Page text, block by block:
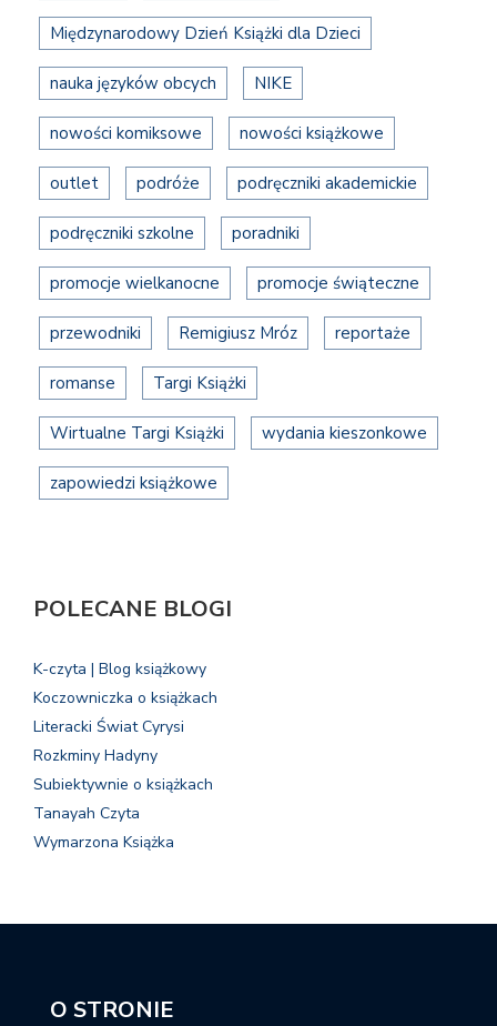
Międzynarodowy Dzień Książki dla Dzieci
nauka języków obcych NIKE
nowości komiksowe nowości książkowe
outlet podróże podręczniki akademickie
podręczniki szkolne poradniki
promocje wielkanocne promocje świąteczne
przewodniki Remigiusz Mróz reportaże
romanse Targi Książki
Wirtualne Targi Książki wydania kieszonkowe
zapowiedzi książkowe
POLECANE BLOGI
K-czyta | Blog książkowy
Koczowniczka o książkach
Literacki Świat Cyrysi
Rozkminy Hadyny
Subiektywnie o książkach
Tanayah Czyta
Wymarzona Książka
O STRONIE